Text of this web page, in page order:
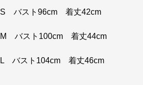
S バスト96cm 着丈42cm
M バスト100cm 着丈44cm
L バスト104cm 着丈46cm